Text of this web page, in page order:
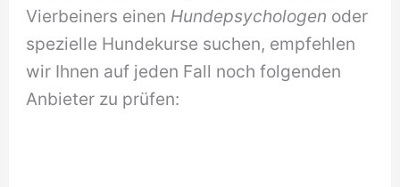
Vierbeiners einen Hundepsychologen oder
spezielle Hundekurse suchen, empfehlen
wir Ihnen auf jeden Fall noch folgenden
Anbieter zu prüfen: